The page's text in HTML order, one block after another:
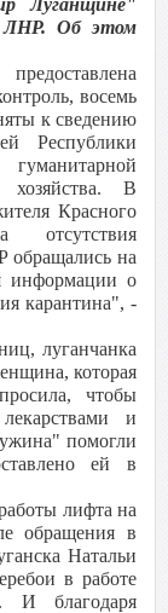
Луганщине"
ЛНР. Об этом
восемь
к сведению
Республики
В
Красного
обращались на
информации о
карантина", -
луганчанка
которая
чтобы
и
помогли
ей в
лифта на
обращения в
Натальи
в работе
И благодаря